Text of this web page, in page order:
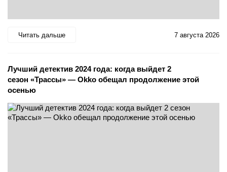
Читать дальше 7 августа 2026
Лучший детектив 2024 года: когда выйдет 2
сезон «Трассы» — Okko обещал продолжение этой
осенью